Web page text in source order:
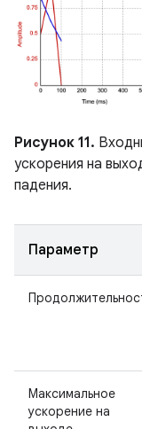
Рисунок 11.
ускорения на
падения.
Параметр
Максимальное
ускорение на